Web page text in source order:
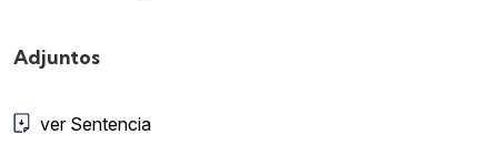
Adjuntos
ver Sentencia